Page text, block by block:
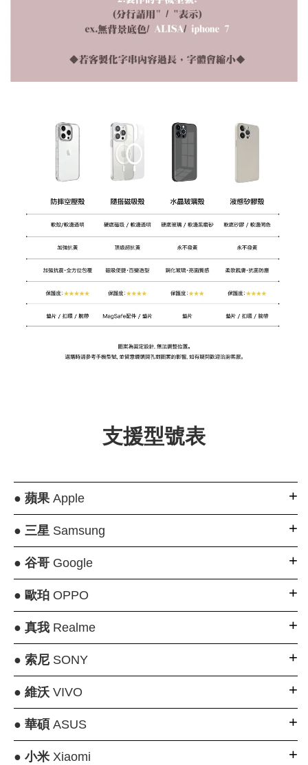
支援型號表
● 蘋果Apple
● 三星Samsung
● 谷哥Google
● 歐珀OPPO
● 真我Realme
● 索尼SONY
● 維沃VIVO
● 華碩 ASUS
● 小米Xiaomi